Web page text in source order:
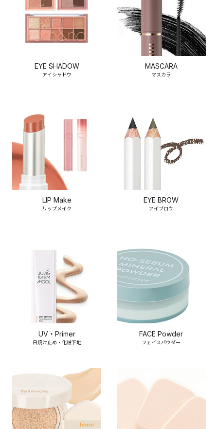
EYE SHADOW
アイシャドウ
MASCARA
マスカラ
LIP Make
リップメイク
EYE BROW
アイブロウ
UV・Primer
日焼け止め・化粧下地
FACE Powder
フェイスパウダー